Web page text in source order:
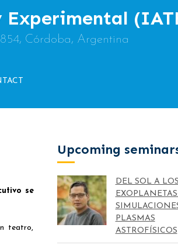
Córdoba, Argentina
se
teatro,
Upcoming
DEL SOL A LOS
EXOPLANETAS:
PLASMAS
ASTROFÍSICOS